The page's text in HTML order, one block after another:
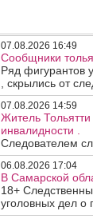
07.08.2026 16:49
Сообщники
Ряд фигурантов
, скрылись от
07.08.2026 14:59
Житель
инвалидности .
Следователем
06.08.2026 17:04
В Самарской
18+
уголовных дел о